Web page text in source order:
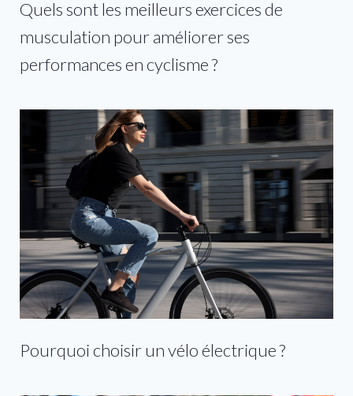
Quels sont les meilleurs exercices de
musculation pour améliorer ses
performances en cyclisme ?
Pourquoi choisir un vélo électrique ?